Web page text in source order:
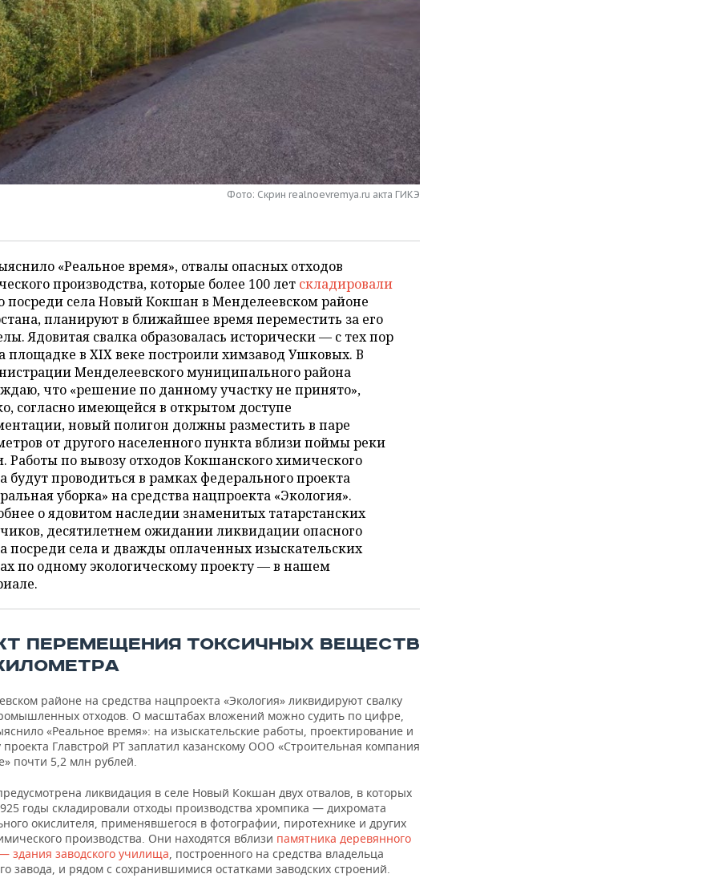
Фото: Скрин realnoevremya.ru акта ГИКЭ
«Реальное время», отвалы опасных отходов
производства, которые более 100 лет складировали
посреди села Новый Кокшан в Менделеевском районе
планируют в ближайшее время переместить за его
Ядовитая свалка образовалась исторически — с тех пор
площадке в XIX веке построили химзавод Ушковых. В
Менделеевского муниципального района
что «решение по данному участку не принято»,
согласно имеющейся в открытом доступе
новый полигон должны разместить в паре
от другого населенного пункта вблизи поймы реки
Работы по вывозу отходов Кокшанского химического
будут проводиться в рамках федерального проекта
уборка» на средства нацпроекта «Экология».
о ядовитом наследии знаменитых татарстанских
десятилетнем ожидании ликвидации опасного
посреди села и дважды оплаченных изыскательских
по одному экологическому проекту — в нашем
ПЕРЕМЕЩЕНИЯ ТОКСИЧНЫХ ВЕЩЕСТВ
районе на средства нацпроекта «Экология» ликвидируют свалку
отходов. О масштабах вложений можно судить по цифре,
«Реальное время»: на изыскательские работы, проектирование и
проекта Главстрой РТ заплатил казанскому ООО «Строительная компания
почти 5,2 млн рублей.
ликвидация в селе Новый Кокшан двух отвалов, в которых
годы складировали отходы производства хромпика — дихромата
окислителя, применявшегося в фотографии, пиротехнике и других
производства. Они находятся вблизи памятника деревянного
здания заводского училища, построенного на средства владельца
завода, и рядом с сохранившимися остатками заводских строений.